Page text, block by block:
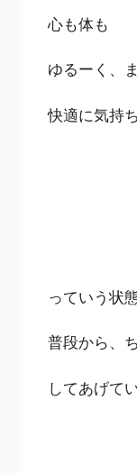
心も体も
ゆるーく、
快適に気持
っていう状
普段から、
してあげてい